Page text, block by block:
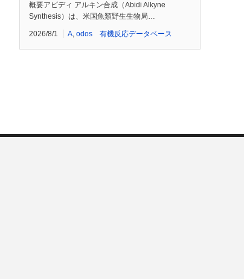
概要アビディ アルキン合成（Abidi Alkyne
Synthesis）は、米国魚類野生生物局…
2026/8/1 A, odos 有機反応データベース